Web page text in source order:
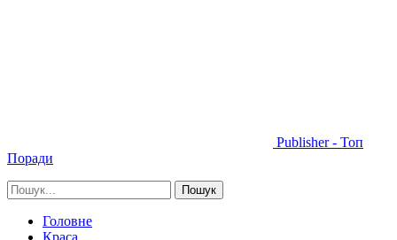
Publisher - Топ
Поради
Головне
Краса